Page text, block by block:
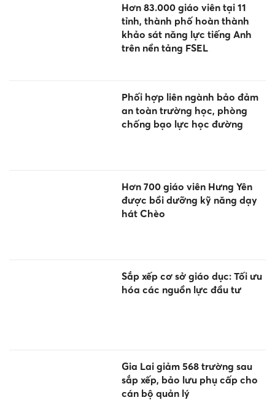
Hơn 83.000 giáo viên tại 11
tỉnh, thành phố hoàn thành
khảo sát năng lực tiếng Anh
trên nền tảng FSEL
Phối hợp liên ngành bảo đảm
an toàn trường học, phòng
chống bạo lực học đường
Hơn 700 giáo viên Hưng Yên
được bồi dưỡng kỹ năng dạy
hát Chèo
Sắp xếp cơ sở giáo dục: Tối ưu
hóa các nguồn lực đầu tư
Gia Lai giảm 568 trường sau
sắp xếp, bảo lưu phụ cấp cho
cán bộ quản lý